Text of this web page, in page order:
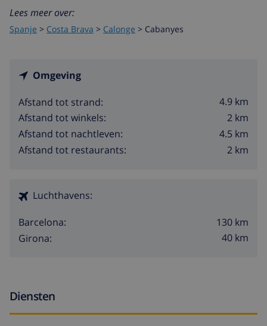
Lees meer over:
Spanje > Costa Brava > Calonge > Cabanyes
Omgeving
Afstand tot strand:
4.9 km
Afstand tot winkels:
2 km
Afstand tot nachtleven:
4.5 km
Afstand tot restaurants:
2 km
Luchthavens:
Barcelona:
130 km
Girona:
40 km
Diensten